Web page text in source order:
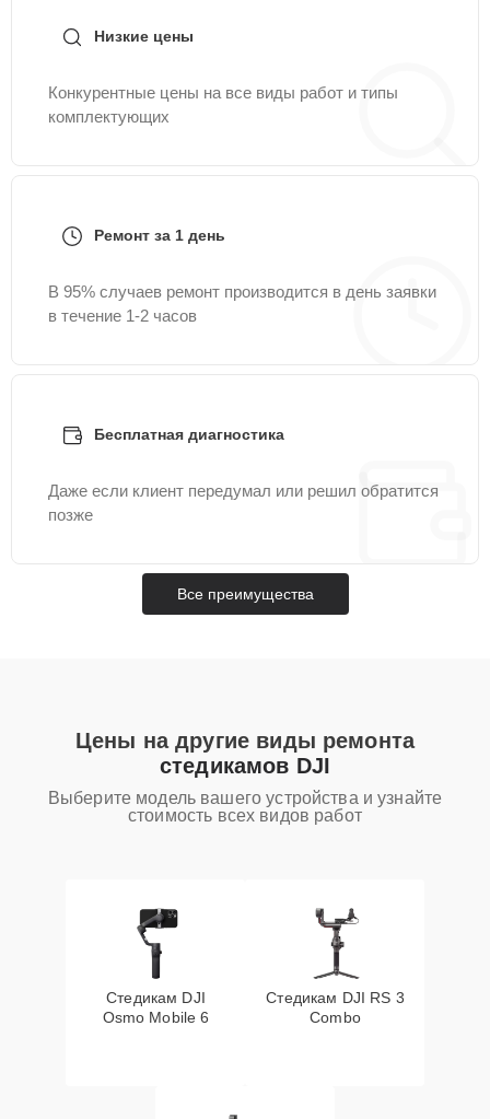
Низкие цены
Конкурентные цены на все виды работ и типы
комплектующих
Ремонт за 1 день
В 95% случаев ремонт производится в день заявки
в течение 1-2 часов
Бесплатная диагностика
Даже если клиент передумал или решил обратится
позже
Все преимущества
Цены на другие виды ремонта
стедикамов DJI
Выберите модель вашего устройства и узнайте
стоимость всех видов работ
Стедикам DJI
Osmo Mobile 6
Стедикам DJI RS 3
Combo